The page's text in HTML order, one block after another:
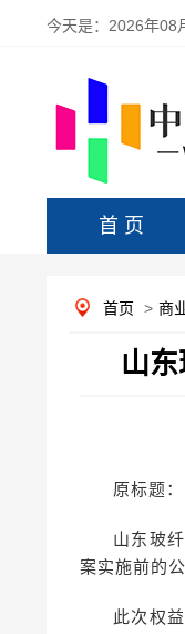
今天是： 2026年
首 页
首页 > 商
山
原标题
山东玻
案实施前的
此次权